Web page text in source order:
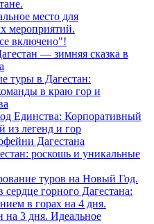
место для
мероприятий.
включено"!
— зимняя сказка в
туры в Дагестан:
в краю гор и
Единства: Корпоративный
из легенд и гор
Дагестана
роскошь и уникальные
туров на Новый Год.
горного Дагестана:
в горах на 4 дня.
на 3 дня. Идеальное